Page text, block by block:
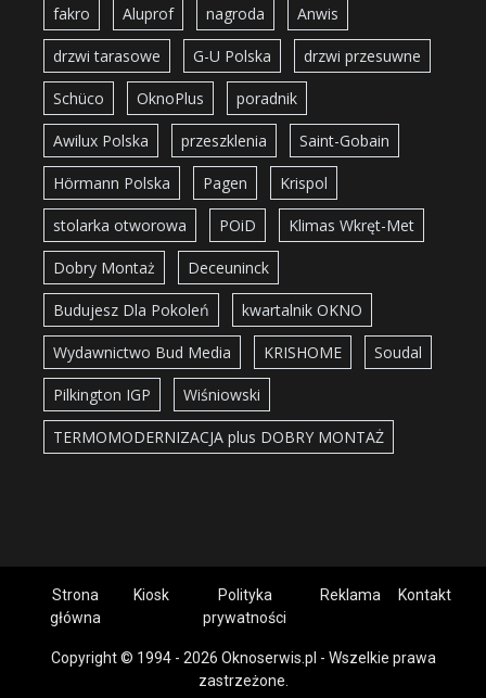
fakro Aluprof nagroda Anwis
drzwi tarasowe G-U Polska drzwi przesuwne
Schüco OknoPlus poradnik
Awilux Polska przeszklenia Saint-Gobain
Hörmann Polska Pagen Krispol
stolarka otworowa POiD Klimas Wkręt-Met
Dobry Montaż Deceuninck
Budujesz Dla Pokoleń kwartalnik OKNO
Wydawnictwo Bud Media KRISHOME Soudal
Pilkington IGP Wiśniowski
TERMOMODERNIZACJA plus DOBRY MONTAŻ
Strona
główna
Kiosk
Polityka
prywatności
Reklama Kontakt
Copyright © 1994 - 2026 Oknoserwis.pl - Wszelkie prawa
zastrzeżone.